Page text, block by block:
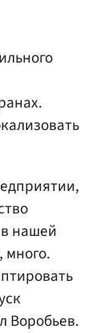
нашей
много.
Воробьев.